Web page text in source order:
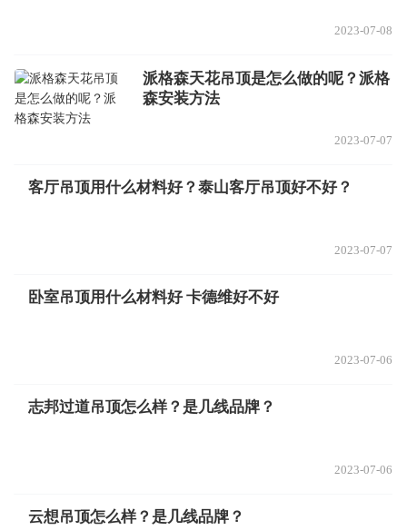
2023-07-08
派格森天花吊顶是怎么做的呢？派格
森安装方法
2023-07-07
客厅吊顶用什么材料好？泰山客厅吊顶好不好？
2023-07-07
卧室吊顶用什么材料好 卡德维好不好
2023-07-06
志邦过道吊顶怎么样？是几线品牌？
2023-07-06
云想吊顶怎么样？是几线品牌？